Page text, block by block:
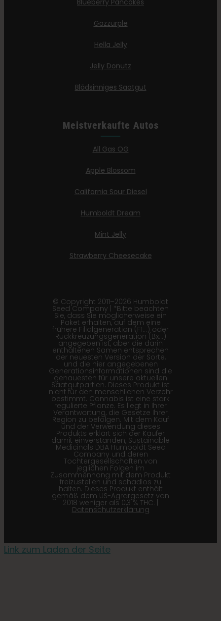
Gazzurple
Hella Jelly
Jelly Donutz
Blödsinniges Saatgut
Meistverkaufte Autos
All Gas OG
Apple Blossom
California Sour Diesel
Humboldt Dream
Mint Jelly
Strawberry Cheesecake
© Copyright 2011–2026 Humboldt
Seed Company | *Bitte beachten
Sie, dass Sie möglicherweise ein
Paket erhalten, auf dem eine
frühere Filialgeneration (F1…) oder
Rückkreuzungsgeneration (Bx…)
angegeben ist, aber die darin
enthaltenen Samen entsprechen
der neuesten Version der Sorte,
und die hier angegebenen
Generationsinformationen sind die
genauesten für unsere aktuellen
Saatgutpartien. Dieses Produkt ist
nicht für den menschlichen Verzehr
bestimmt. Cannabis ist eine stark
regulierte Pflanze. Es liegt in Ihrer
Verantwortung, die Gesetze Ihrer
Region zu befolgen. Mit dem Kauf
und der Verwendung dieses
Produkts erklärt sich der Käufer
damit einverstanden, Sustainable
Medicinals DBA Humboldt Seed
Company und deren
Tochtergesellschaften von
jeglichen Folgen im
Zusammenhang mit dem Produkt
freizustellen und schadlos zu
halten. Dieses Produkt enthält
gemäß dem US-Agrargesetz von
2018 weniger als 0,3 % THC. |
Datenschutzerklärung
Link zum Laden der Seite